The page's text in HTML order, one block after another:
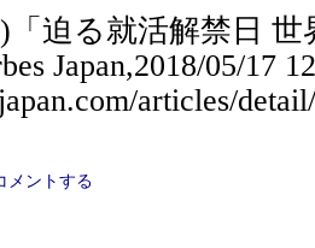
「迫る就活解禁日
Japan,2018/05/17
articles/
メントする